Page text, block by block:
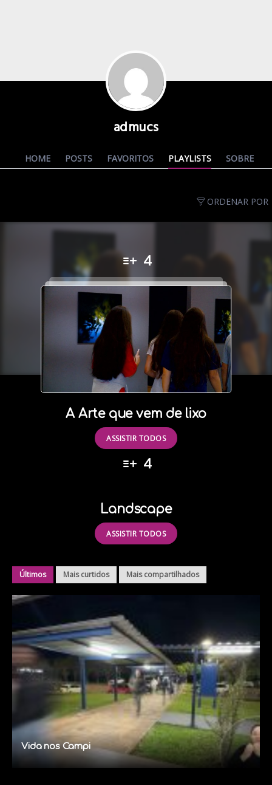
admucs
HOME POSTS FAVORITOS PLAYLISTS SOBRE
ORDENAR POR
4
A Arte que vem de lixo
ASSISTIR TODOS
4
Landscape
ASSISTIR TODOS
Últimos Mais curtidos Mais compartilhados
Vida nos Campi